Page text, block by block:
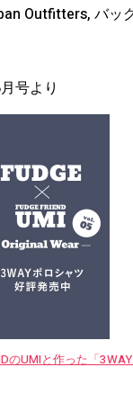
Outfitters, バッ
号より
のUMIと作った「